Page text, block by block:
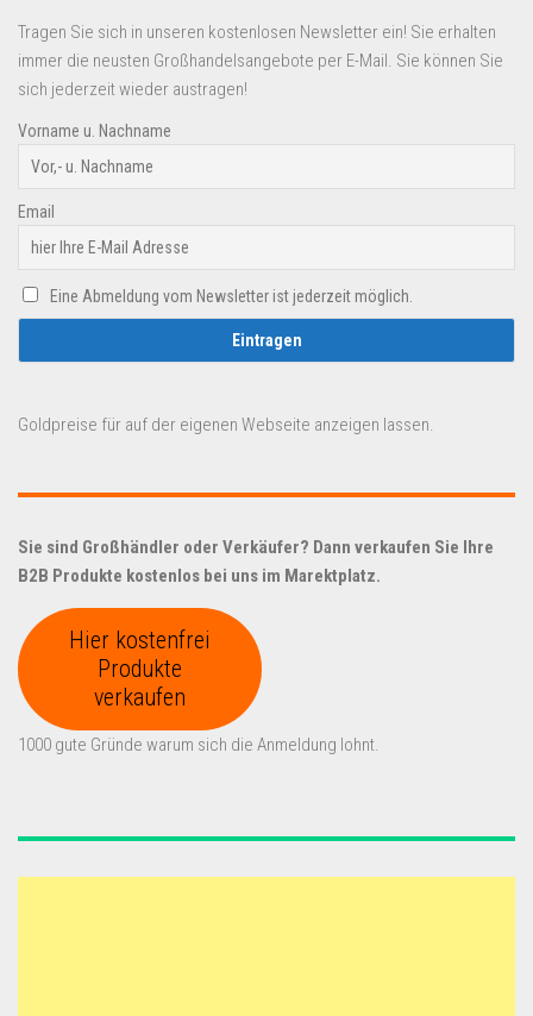
Tragen Sie sich in unseren kostenlosen Newsletter ein! Sie erhalten
immer die neusten Großhandelsangebote per E-Mail. Sie können Sie
sich jederzeit wieder austragen!
Vorname u. Nachname
Email
Eine Abmeldung vom Newsletter ist jederzeit möglich.
Goldpreise für auf der eigenen Webseite anzeigen lassen.
Sie sind Großhändler oder Verkäufer? Dann verkaufen Sie Ihre
B2B Produkte kostenlos bei uns im Marektplatz.
Hier kostenfrei
Produkte
verkaufen
1000 gute Gründe warum sich die Anmeldung lohnt.